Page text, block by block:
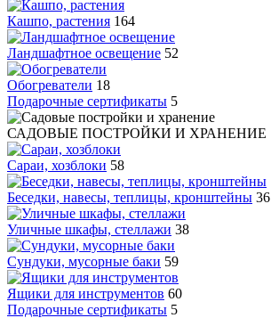
Кашпо, растения 164
Ландшафтное освещение 52
Обогреватели 18
Подарочные сертификаты 5
САДОВЫЕ ПОСТРОЙКИ И ХРАНЕНИЕ
Сараи, хозблоки 58
Беседки, навесы, теплицы, кронштейны 36
Уличные шкафы, стеллажи 38
Сундуки, мусорные баки 59
Ящики для инструментов 60
Подарочные сертификаты 5